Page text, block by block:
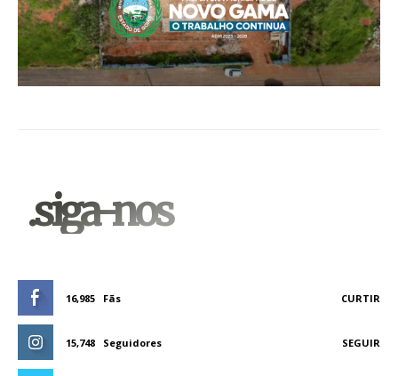
.siga-nos
16,985 Fãs CURTIR
15,748 Seguidores SEGUIR